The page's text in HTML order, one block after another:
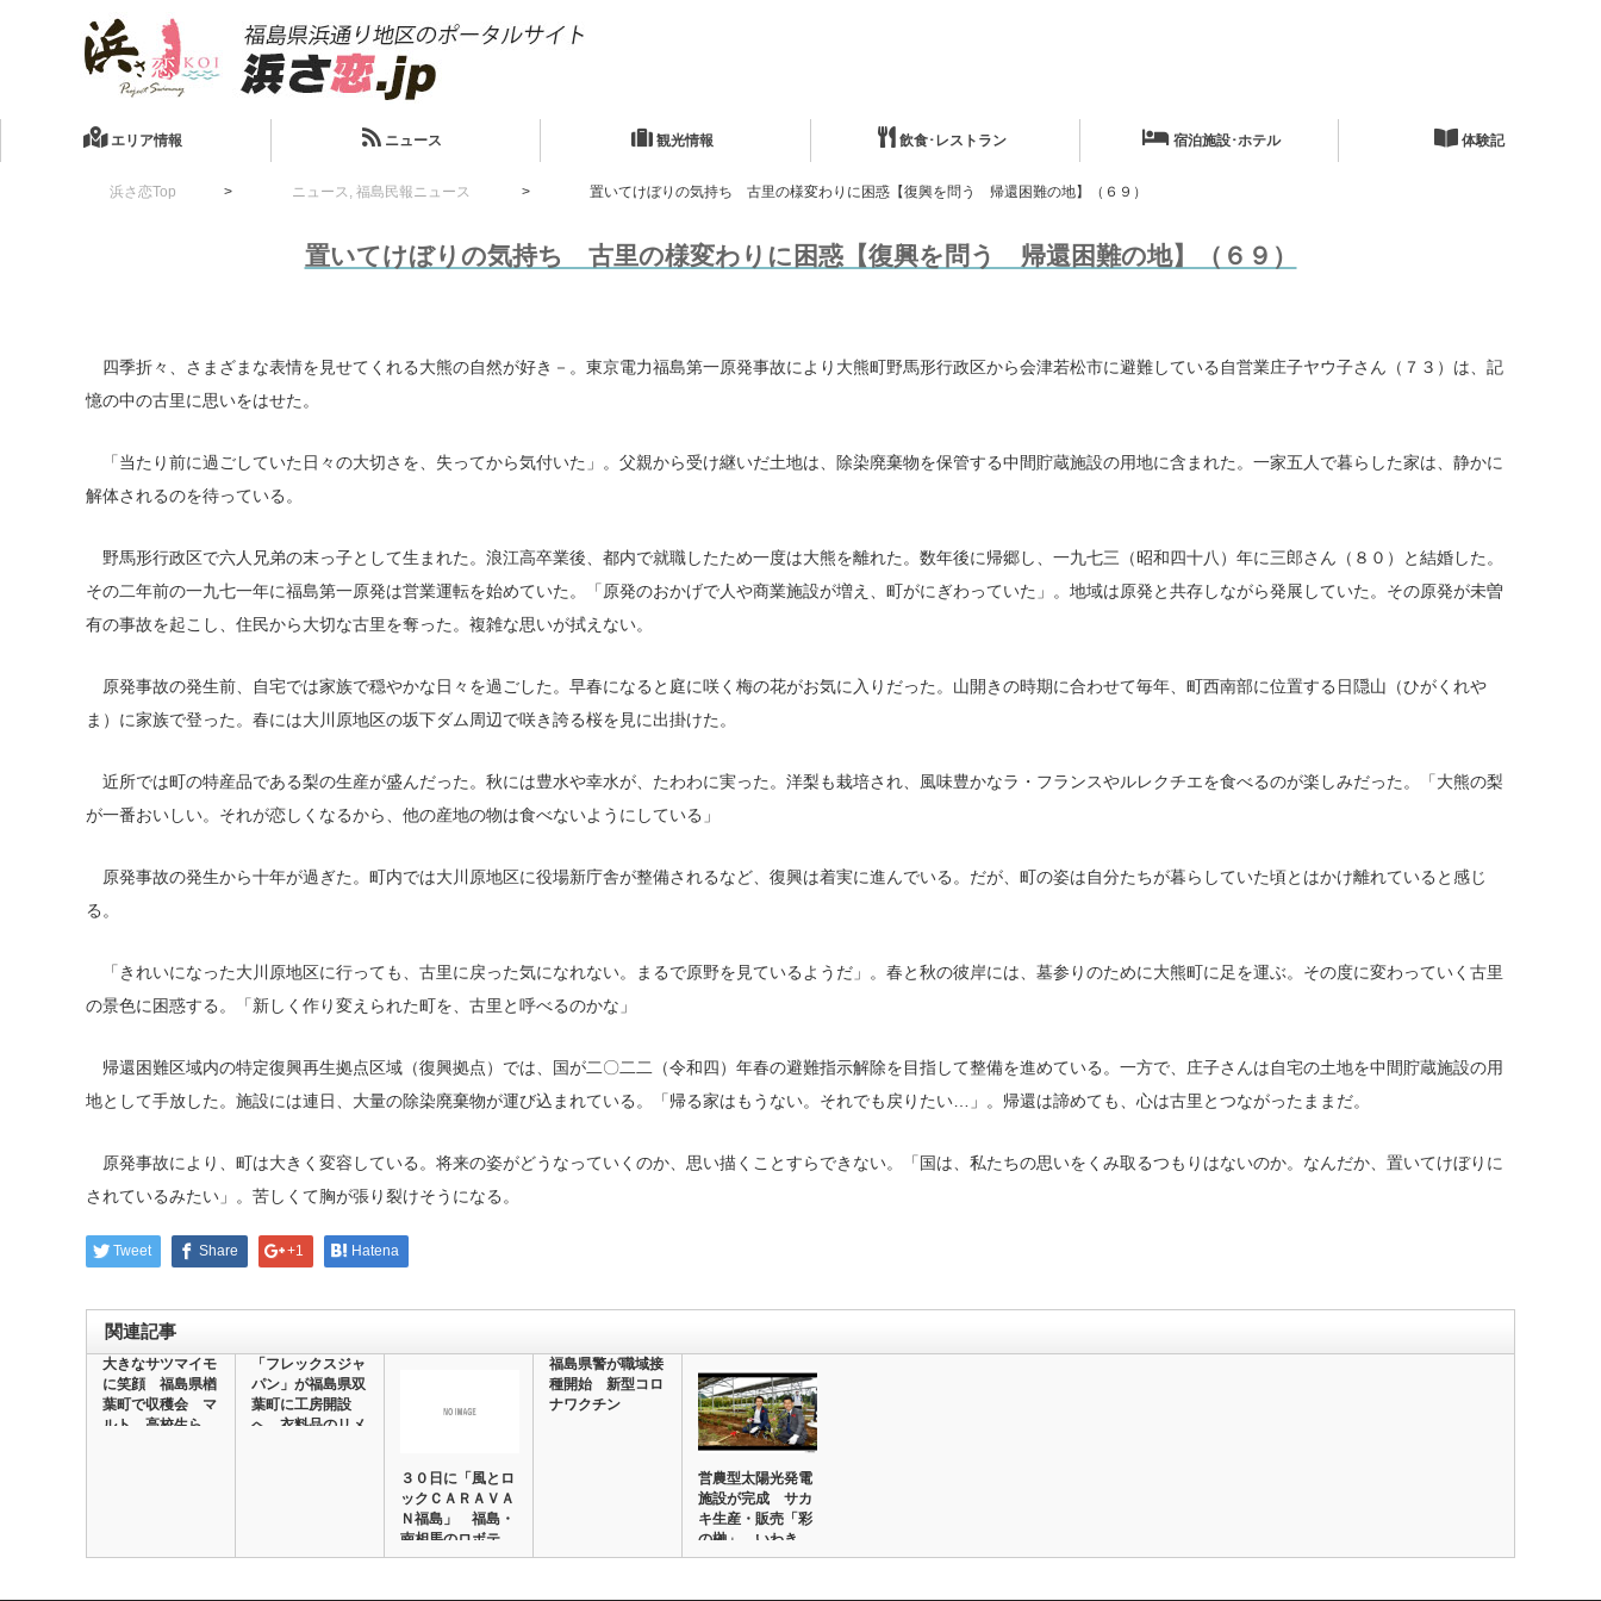
エリア情報 ニュース 観光情報 飲食･レストラン 宿泊施設･ホテル 体験記
浜さ恋Top ニュース , 福島民報ニュース 置いてけぼりの気持ち 古里の様変わりに困惑【復興を問う 帰還困難の地】（６９）
置いてけぼりの気持ち 古里の様変わりに困惑【復興を問う 帰還困難の地】（６９）
四季折々、さまざまな表情を見せてくれる大熊の自然が好き－。東京電力福島第一原発事故により大熊町野馬形行政区から会津若松市に避難している自営業庄子ヤウ子さん（７３）は、記
憶の中の古里に思いをはせた。
「当たり前に過ごしていた日々の大切さを、失ってから気付いた」。父親から受け継いだ土地は、除染廃棄物を保管する中間貯蔵施設の用地に含まれた。一家五人で暮らした家は、静かに
解体されるのを待っている。
野馬形行政区で六人兄弟の末っ子として生まれた。浪江高卒業後、都内で就職したため一度は大熊を離れた。数年後に帰郷し、一九七三（昭和四十八）年に三郎さん（８０）と結婚した。
その二年前の一九七一年に福島第一原発は営業運転を始めていた。「原発のおかげで人や商業施設が増え、町がにぎわっていた」。地域は原発と共存しながら発展していた。その原発が未曽
有の事故を起こし、住民から大切な古里を奪った。複雑な思いが拭えない。
原発事故の発生前、自宅では家族で穏やかな日々を過ごした。早春になると庭に咲く梅の花がお気に入りだった。山開きの時期に合わせて毎年、町西南部に位置する日隠山（ひがくれや
ま）に家族で登った。春には大川原地区の坂下ダム周辺で咲き誇る桜を見に出掛けた。
近所では町の特産品である梨の生産が盛んだった。秋には豊水や幸水が、たわわに実った。洋梨も栽培され、風味豊かなラ・フランスやルレクチエを食べるのが楽しみだった。「大熊の梨
が一番おいしい。それが恋しくなるから、他の産地の物は食べないようにしている」
原発事故の発生から十年が過ぎた。町内では大川原地区に役場新庁舎が整備されるなど、復興は着実に進んでいる。だが、町の姿は自分たちが暮らしていた頃とはかけ離れていると感じ
る。
「きれいになった大川原地区に行っても、古里に戻った気になれない。まるで原野を見ているようだ」。春と秋の彼岸には、墓参りのために大熊町に足を運ぶ。その度に変わっていく古里
の景色に困惑する。「新しく作り変えられた町を、古里と呼べるのかな」
帰還困難区域内の特定復興再生拠点区域（復興拠点）では、国が二〇二二（令和四）年春の避難指示解除を目指して整備を進めている。一方で、庄子さんは自宅の土地を中間貯蔵施設の用
地として手放した。施設には連日、大量の除染廃棄物が運び込まれている。「帰る家はもうない。それでも戻りたい…」。帰還は諦めても、心は古里とつながったままだ。
原発事故により、町は大きく変容している。将来の姿がどうなっていくのか、思い描くことすらできない。「国は、私たちの思いをくみ取るつもりはないのか。なんだか、置いてけぼりに
されているみたい」。苦しくて胸が張り裂けそうになる。
Tweet Share +1 Hatena
関連記事
大きなサツマイモ
に笑顔 福島県楢
葉町で収穫会 マ
ルト 高校生ら
「フレックスジャ
パン」が福島県双
葉町に工房開設
へ 衣料品のリメ
３０日に「風とロ
ックＣＡＲＡＶＡ
Ｎ福島」 福島・
南相馬のロボテ
ス…
福島県警が職域接
種開始 新型コロ
ナワクチン
営農型太陽光発電
施設が完成 サカ
キ生産・販売「彩
の榊」 いわき
に…